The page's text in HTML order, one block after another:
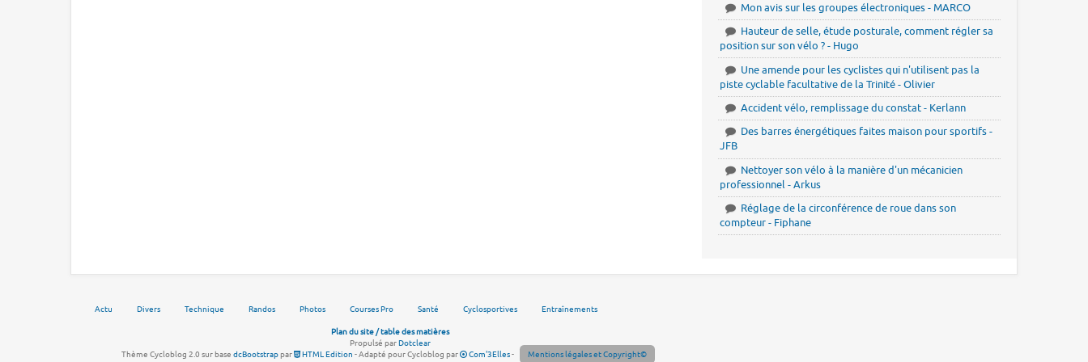
Mon avis sur les groupes électroniques - MARCO
Hauteur de selle, étude posturale, comment régler sa
position sur son vélo ? - Hugo
Une amende pour les cyclistes qui n'utilisent pas la
piste cyclable facultative de la Trinité - Olivier
Accident vélo, remplissage du constat - Kerlann
Des barres énergétiques faites maison pour sportifs -
JFB
Nettoyer son vélo à la manière d'un mécanicien
professionnel - Arkus
Réglage de la circonférence de roue dans son
compteur - Fiphane
Actu Divers Technique Randos Photos Courses Pro Santé Cyclosportives Entraînements
Plan du site / table des matières
Propulsé parDotclear
Thème Cycloblog 2.0 sur base dcBootstrappar HTML Edition - Adapté pour Cycloblog par Com'3Elles- Mentions légales et Copyright©